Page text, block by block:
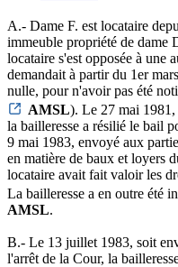
A.- Dame F. est locataire
immeuble propriété de dame
locataire s'est opposée à une
demandait à partir du 1er
nulle, pour n'avoir pas été
AMSL). Le 27 mai 1981,
la bailleresse a résilié le bail
9 mai 1983, envoyé aux
en matière de baux et loyers
locataire avait fait valoir les
La bailleresse a en outre été
AMSL.
B.- Le 13 juillet 1983, soit
l'arrêt de la Cour, la